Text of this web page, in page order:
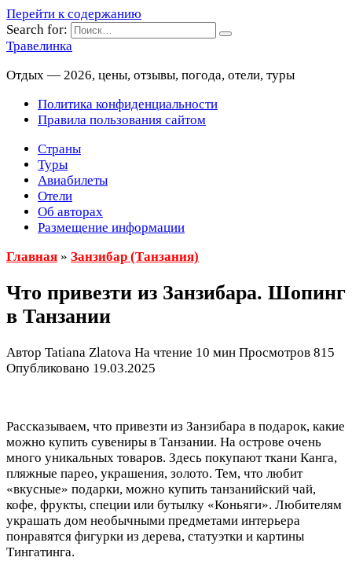
Перейти к содержанию
Search for:
Травелинка
Отдых — 2026, цены, отзывы, погода, отели, туры
Политика конфиденциальности
Правила пользования сайтом
Страны
Туры
Авиабилеты
Отели
Об авторах
Размещение информации
Главная » Занзибар (Танзания)
Что привезти из Занзибара. Шопинг
в Танзании
Автор Tatiana Zlatova На чтение 10 мин Просмотров 815
Опубликовано 19.03.2025
Рассказываем, что привезти из Занзибара в подарок, какие
можно купить сувениры в Танзании. На острове очень
много уникальных товаров. Здесь покупают ткани Канга,
пляжные парео, украшения, золото. Тем, что любит
«вкусные» подарки, можно купить танзанийский чай,
кофе, фрукты, специи или бутылку «Коньяги». Любителям
украшать дом необычными предметами интерьера
понравятся фигурки из дерева, статуэтки и картины
Тингатинга.